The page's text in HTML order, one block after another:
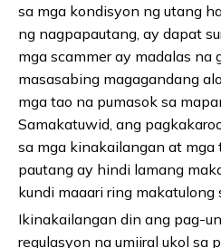
sa mga kondisyon ng utang
ng nagpapautang, ay dapat
mga scammer ay madalas na
masasabing magagandang
mga tao na pumasok sa
Samakatuwid, ang
sa mga kinakailangan at
pautang ay hindi lamang
kundi maaari ring makatulong
Ikinakailangan din ang pag-
regulasyon na umiiral ukol sa